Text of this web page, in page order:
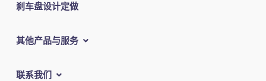
刹车盘设计定做
其他产品与服务
联系我们